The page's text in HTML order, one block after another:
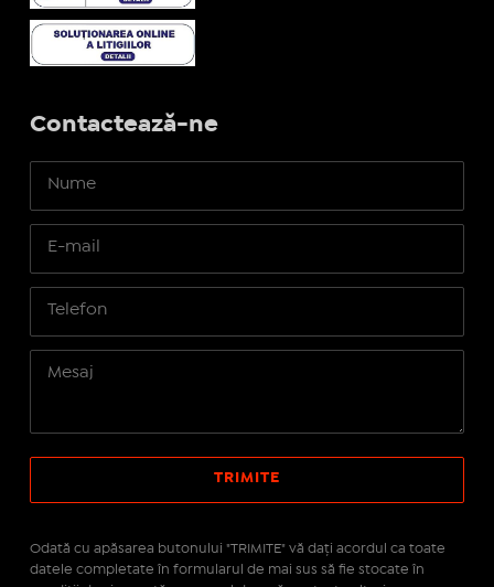
Contactează-ne
Odată cu apăsarea butonului "TRIMITE" vă daţi acordul ca toate
datele completate în formularul de mai sus să fie stocate în